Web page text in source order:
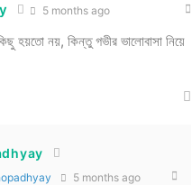
5 months ago
হয়তো নয়, কিন্তু গভীর ভালোবাসা নিয়ে
5 months ago